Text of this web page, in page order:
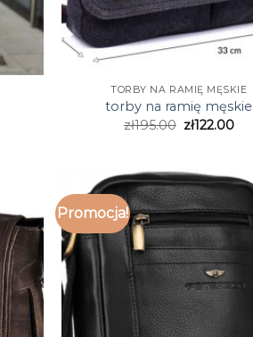
TORBY NA RAMIĘ MĘSKIE
torby na ramię męskie
zł195.00 zł122.00
Promocja!